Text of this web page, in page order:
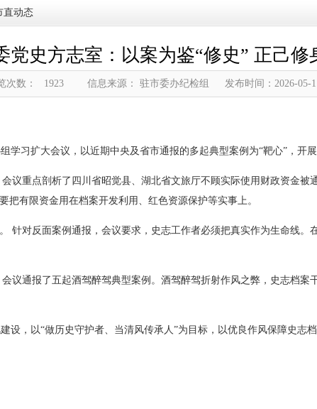
直动态
党史方志室：以案为鉴“修史” 正己修
次数： 1923 信息来源： 驻市委办纪检组 发布时间：2026-05-
学习扩大会议，以近期中央及省市通报的多起典型案例为“靶心”，开
议重点剖析了四川省昭觉县、湖北省文旅厅不顾实际使用财政资金
把有限资金用在档案开发利用、红色资源保护等实事上。
针对反面案例通报，会议要求，史志工作者必须把真实作为生命线
议通报了五起酒驾醉驾典型案例。酒驾醉驾折射作风之弊，史志档案
设，以“做历史守护者、当清风传承人”为目标，以优良作风保障史志档